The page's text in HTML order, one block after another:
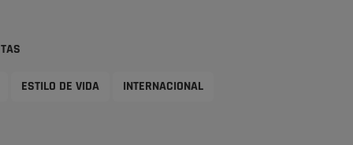
ESTILO DE VIDA INTERNACIONAL